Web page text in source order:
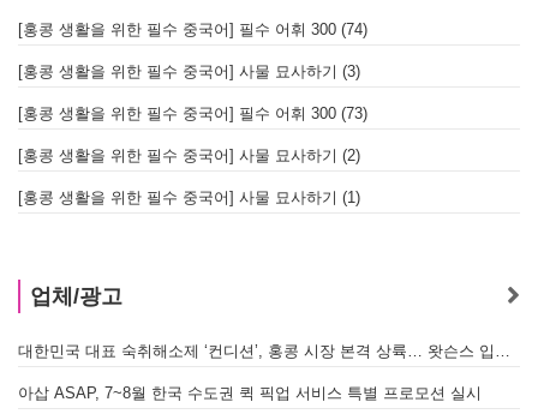
[홍콩 생활을 위한 필수 중국어] 필수 어휘 300 (74)
[홍콩 생활을 위한 필수 중국어] 사물 묘사하기 (3)
[홍콩 생활을 위한 필수 중국어] 필수 어휘 300 (73)
[홍콩 생활을 위한 필수 중국어] 사물 묘사하기 (2)
[홍콩 생활을 위한 필수 중국어] 사물 묘사하기 (1)
업체/광고
아삽 ASAP, 7~8월 한국 수도권 퀵 픽업 서비스 특별 프로모션 실시